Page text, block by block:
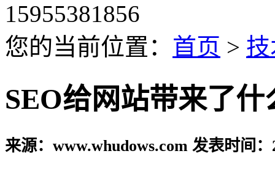
15955381856
您的当前位置： 首页 >
SEO给网站带来了什
来源：www.whudows.com 发表时间：